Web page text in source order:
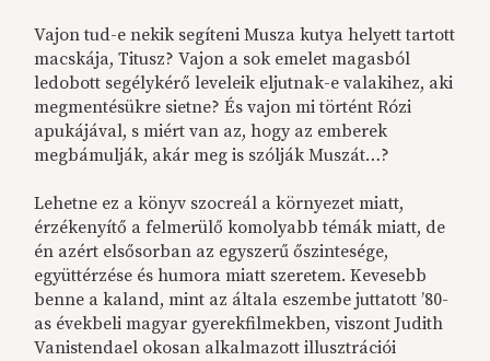
Vajon tud-e nekik segíteni Musza kutya helyett tartott
macskája, Titusz? Vajon a sok emelet magasból
ledobott segélykérő leveleik eljutnak-e valakihez, aki
megmentésükre sietne? És vajon mi történt Rózi
apukájával, s miért van az, hogy az emberek
megbámulják, akár meg is szólják Muszát…?
Lehetne ez a könyv szocreál a környezet miatt,
érzékenyítő a felmerülő komolyabb témák miatt, de
én azért elsősorban az egyszerű őszintesége,
együttérzése és humora miatt szeretem. Kevesebb
benne a kaland, mint az általa eszembe juttatott ’80-
as évekbeli magyar gyerekfilmekben, viszont Judith
Vanistendael okosan alkalmazott illusztrációi